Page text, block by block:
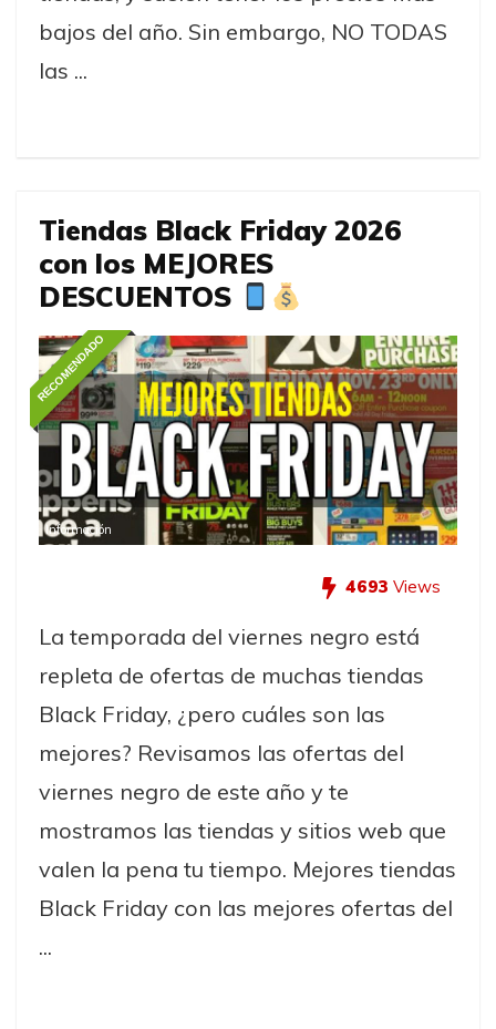
bajos del año. Sin embargo, NO TODAS
las ...
Tiendas Black Friday 2026
con los MEJORES
DESCUENTOS
RECOMENDADO
Información
4693 Views
La temporada del viernes negro está
repleta de ofertas de muchas tiendas
Black Friday, ¿pero cuáles son las
mejores? Revisamos las ofertas del
viernes negro de este año y te
mostramos las tiendas y sitios web que
valen la pena tu tiempo. Mejores tiendas
Black Friday con las mejores ofertas del
...